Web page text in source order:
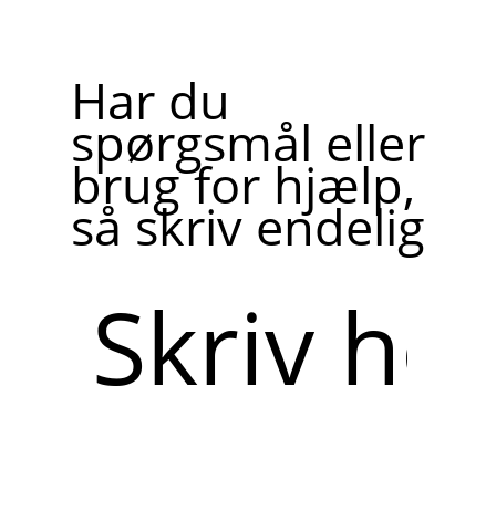
Har du
spørgsmål eller
brug for hjælp,
så skriv endelig
her